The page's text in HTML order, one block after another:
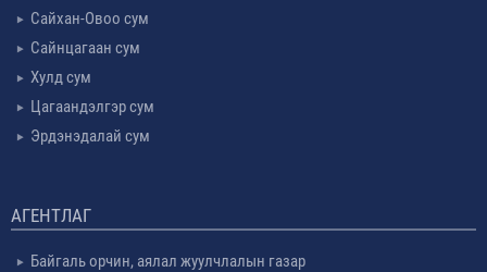
Сайхан-Овоо сум
Сайнцагаан сум
Хулд сум
Цагаандэлгэр сум
Эрдэнэдалай сум
АГЕНТЛАГ
Байгаль орчин, аялал жуулчлалын газар